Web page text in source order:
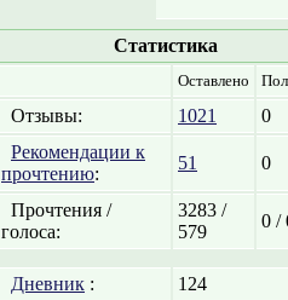
Статистика
Оставлено
Отзывы: 1021
0
Рекомендации к
прочтению:
51 0
Прочтения /
голоса:
3283 /
579
0 /
Дневник :
124